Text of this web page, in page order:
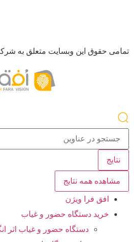
تمامی حقوق این وبسایت متعلق به
نتایج
مشاهده همه نتایج
افق فرا ویژن
خرید دستگاه حضور و غیاب
دستگاه حضور و غیاب اثر